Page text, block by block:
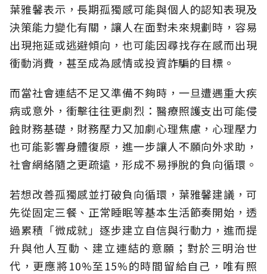
葉雅馨表示，長期孤獨感可能與個人的認知表現及
決策能力變化有關，讓人在面對未來規劃時，容易
出現拖延或逃避傾向，也可能因尋找存在感而出現
衝動消費，甚至成為感情或投資詐騙的目標。
而當社會連結不足又準備不夠時，一旦遭遇重大疾
病或意外，衝擊往往更劇烈：醫療照護支出可能侵
蝕財務基礎，財務壓力又加劇心理焦慮，心理壓力
也可能影響身體復原，進一步讓人不願向外求助，
社會網絡隨之更疏遠，形成不易掙脫的負向循環。
若想改善孤獨感並打破負向循環，葉雅馨建議，可
先從固定三餐、正常睡眠等基本生活節奏開始，透
過累積「微成就」逐步建立自信與行動力，進而提
升與他人互動、建立連結的意願；對於三明治世
代，更應將10%至15%的時間留給自己，唯有照